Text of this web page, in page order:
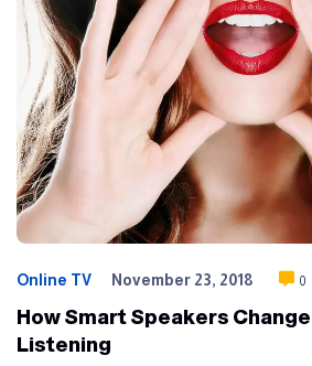
Online TV November 23, 2018 0
How Smart Speakers
Listening